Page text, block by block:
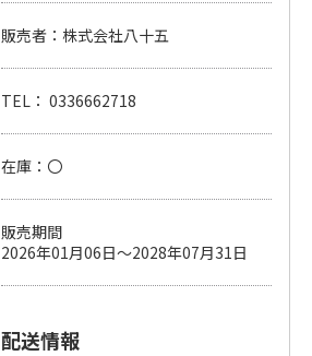
販売者：株式会社八十五
TEL： 0336662718
在庫：〇
販売期間
2026年01月06日～2028年07月31日
配送情報